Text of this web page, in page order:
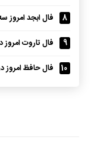
8
فال ابجد امروز سه شنبه 5 اسفند
9
فال تاروت امروز دوشنبه 4 اسفند 1404؛
10
فال حافظ امروز دوشنبه 4 اسفند